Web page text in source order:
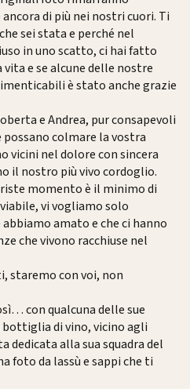
di più nei nostri cuori. Ti
sei stata e perché nel
in uno scatto, ci hai fatto
e se alcune delle nostre
è stato anche grazie
e Andrea, pur consapevoli
colmare la vostra
vicini nel dolore con sincera
il nostro più vivo cordoglio.
momento è il minimo di
vi vogliamo solo
amato e che ci hanno
che vivono racchiuse nel
staremo con voi, non
con qualcuna delle sue
di vino, vicino agli
dedicata alla sua squadra del
foto da lassù e sappi che ti